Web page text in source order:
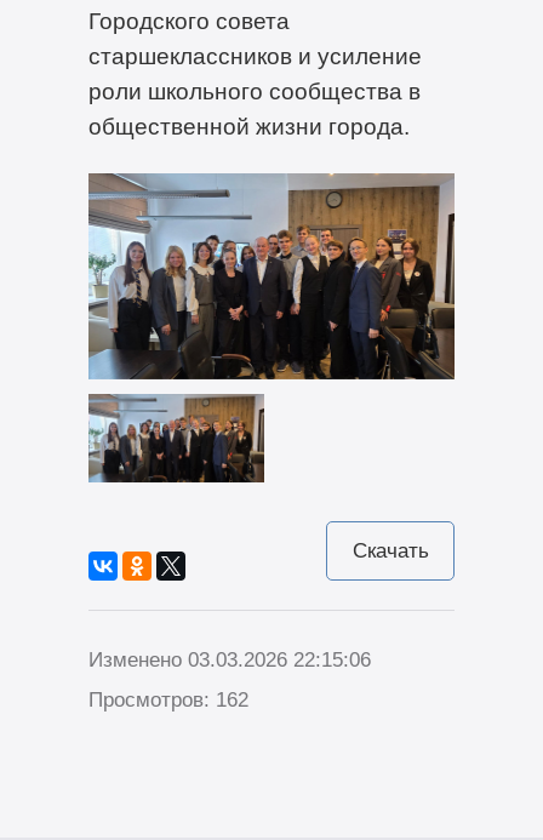
Городского совета
старшеклассников и усиление
роли школьного сообщества в
общественной жизни города.
Скачать
Изменено 03.03.2026 22:15:06
Просмотров: 162